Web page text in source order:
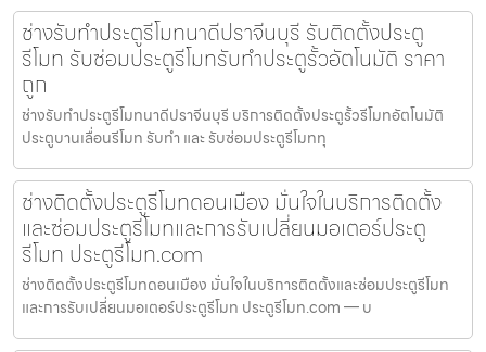
ช่างรับทำประตูรีโมทนาดีปราจีนบุรี รับติดตั้งประตู
รีโมท รับซ่อมประตูรีโมทรับทำประตูรั้วอัตโนมัติ ราคา
ถูก
ช่างรับทำประตูรีโมทนาดีปราจีนบุรี บริการติดตั้งประตูรั้วรีโมทอัตโนมัติ
ประตูบานเลื่อนรีโมท รับทำ และ รับซ่อมประตูรีโมททุ
ช่างติดตั้งประตูรีโมทดอนเมือง มั่นใจในบริการติดตั้ง
และซ่อมประตูรีโมทและการรับเปลี่ยนมอเตอร์ประตู
รีโมท ประตูรีโมท.com
ช่างติดตั้งประตูรีโมทดอนเมือง มั่นใจในบริการติดตั้งและซ่อมประตูรีโมท
และการรับเปลี่ยนมอเตอร์ประตูรีโมท ประตูรีโมท.com — บ